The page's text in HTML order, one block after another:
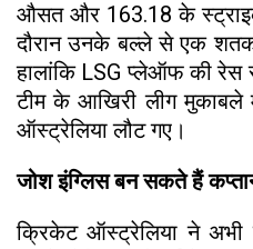
औसत और 163.18 के
दौरान उनके बल्ले से एक
हालांकि LSG प्लेऑफ की रेस
टीम के आखिरी लीग
ऑस्ट्रेलिया लौट गए।
जोश इंग्लिस बन सकते हैं
क्रिकेट ऑस्ट्रेलिया ने अभी